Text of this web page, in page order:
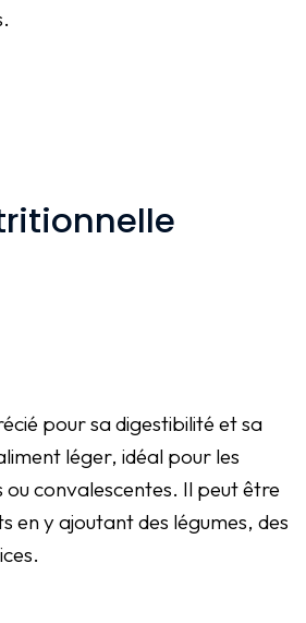
pour sa digestibilité et sa
léger, idéal pour les
ou convalescentes. Il peut être
en y ajoutant des légumes, des